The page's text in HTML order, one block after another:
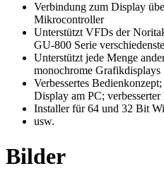
Verbindung zum Display
Mikrocontroller
Unterstützt VFDs der
GU-800 Serie
Unterstützt jede Menge
monochrome Grafikdisplays
Verbessertes
Display am PC;
Installer für 64 und 32 Bit
usw.
Bilder